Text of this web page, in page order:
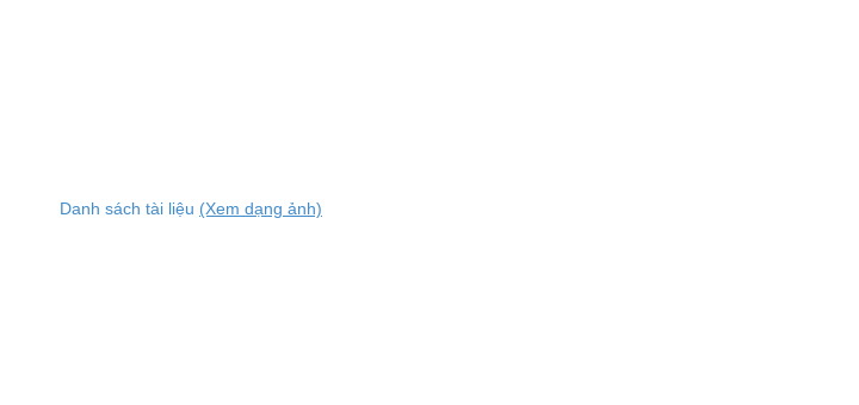
Danh sách tài liệu (Xem dạng ảnh)